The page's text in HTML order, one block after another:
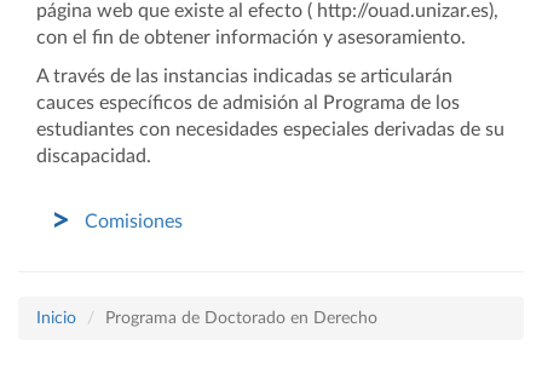
página web que existe al efecto ( http://ouad.unizar.es),
con el fin de obtener información y asesoramiento.
A través de las instancias indicadas se articularán
cauces específicos de admisión al Programa de los
estudiantes con necesidades especiales derivadas de su
discapacidad.
Comisiones
Inicio Programa de Doctorado en Derecho